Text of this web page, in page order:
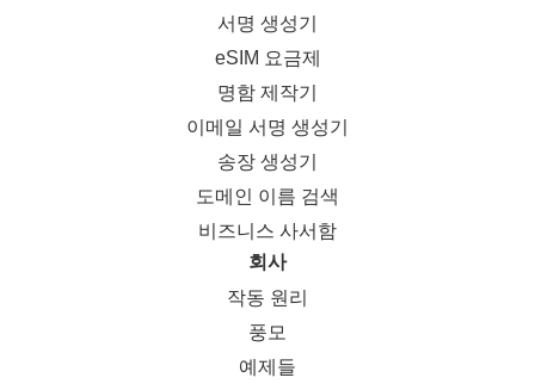
서명 생성기
eSIM 요금제
명함 제작기
이메일 서명 생성기
송장 생성기
도메인 이름 검색
비즈니스 사서함
회사
작동 원리
풍모
예제들